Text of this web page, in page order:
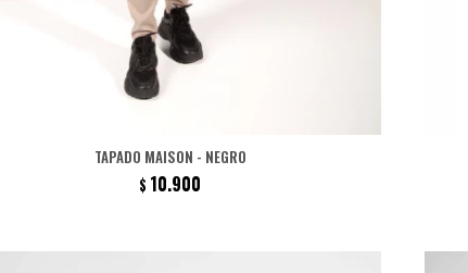
TAPADO MAISON - NEGRO
$ 10.900